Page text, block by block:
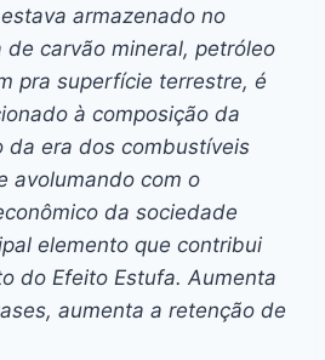
armazenado no
carvão mineral, petróleo
pra superfície terrestre, é
à composição da
da era dos combustíveis
avolumando com o
da sociedade
elemento que contribui
do Efeito Estufa. Aumenta
aumenta a retenção de